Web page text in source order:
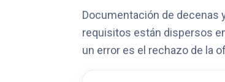
Documentación de decenas
requisitos están dispersos
un error es el rechazo de la